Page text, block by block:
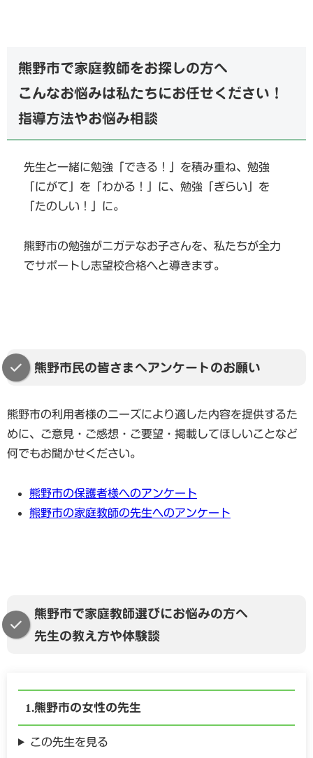
熊野市で家庭教師をお探しの方へ
こんなお悩みは私たちにお任せください！
指導方法やお悩み相談
先生と一緒に勉強「できる！」を積み重ね、勉強
「にがて」を「わかる！」に、勉強「ぎらい」を
「たのしい！」に。
熊野市の勉強がニガテなお子さんを、私たちが全力
でサポートし志望校合格へと導きます。
熊野市民の皆さまへアンケートのお願い
熊野市の利用者様のニーズにより適した内容を提供するた
めに、ご意見・ご感想・ご要望・掲載してほしいことなど
何でもお聞かせください。
熊野市の保護者様へのアンケート
熊野市の家庭教師の先生へのアンケート
熊野市で家庭教師選びにお悩みの方へ
先生の教え方や体験談
熊野市の女性の先生
この先生を見る